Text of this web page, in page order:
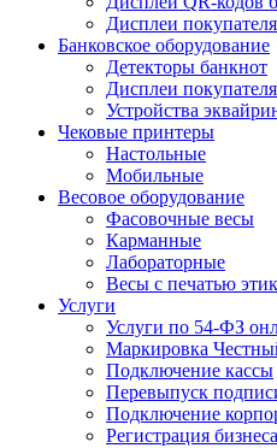
Дисплеи покупателя
Банковское оборудование
Детекторы банкнот
Дисплеи покупателя
Устройства
Чековые принтеры
Настольные
Мобильные
Весовое оборудование
Фасовочные весы
Карманные
Лабораторные
Весы с печатью
Услуги
Услуги по 54-ФЗ
Маркировка
Подключение кассы
Перевыпуск
Подключение
Регистрация бизнеса